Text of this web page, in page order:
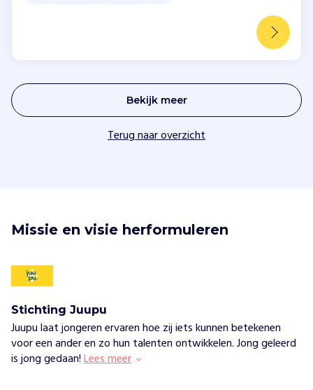
Bekijk meer
Terug naar overzicht
Missie en visie herformuleren
Stichting Juupu
Juupu laat jongeren ervaren hoe zij iets kunnen betekenen
voor een ander en zo hun talenten ontwikkelen. Jong geleerd
is jong gedaan!Lees meer